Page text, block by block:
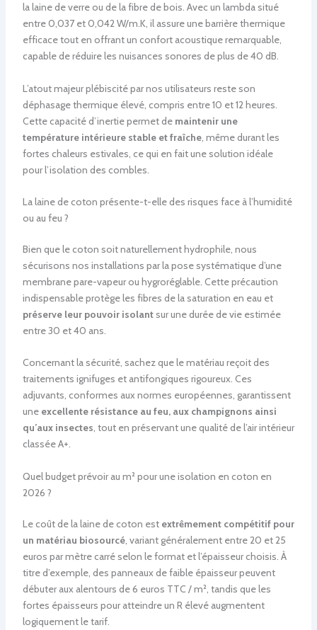
la laine de verre ou de la fibre de bois. Avec un lambda situé
entre 0,037 et 0,042 W/m.K, il assure une barrière thermique
efficace tout en offrant un confort acoustique remarquable,
capable de réduire les nuisances sonores de plus de 40 dB.
L’atout majeur plébiscité par nos utilisateurs reste son
déphasage thermique élevé, compris entre 10 et 12 heures.
Cette capacité d’inertie permet de maintenir une
température intérieure stable et fraîche, même durant les
fortes chaleurs estivales, ce qui en fait une solution idéale
pour l’isolation des combles.
La laine de coton présente-t-elle des risques face à l’humidité
ou au feu ?
Bien que le coton soit naturellement hydrophile, nous
sécurisons nos installations par la pose systématique d’une
membrane pare-vapeur ou hygroréglable. Cette précaution
indispensable protège les fibres de la saturation en eau et
préserve leur pouvoir isolantsur une durée de vie estimée
entre 30 et 40 ans.
Concernant la sécurité, sachez que le matériau reçoit des
traitements ignifuges et antifongiques rigoureux. Ces
adjuvants, conformes aux normes européennes, garantissent
une excellente résistance au feu, aux champignons ainsi
qu’aux insectes, tout en préservant une qualité de l’air intérieur
classée A+.
Quel budget prévoir au m² pour une isolation en coton en
2026 ?
Le coût de la laine de coton est extrêmement compétitif pour
un matériau biosourcé, variant généralement entre 20 et 25
euros par mètre carré selon le format et l’épaisseur choisis. À
titre d’exemple, des panneaux de faible épaisseur peuvent
débuter aux alentours de 6 euros TTC / m², tandis que les
fortes épaisseurs pour atteindre un R élevé augmentent
logiquement le tarif.